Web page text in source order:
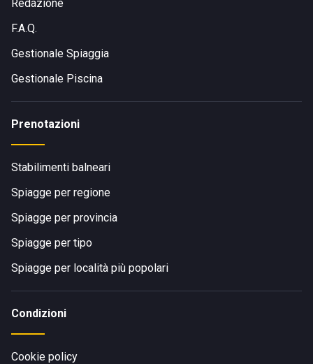
Redazione
F.A.Q.
Gestionale Spiaggia
Gestionale Piscina
Prenotazioni
Stabilimenti balneari
Spiagge per regione
Spiagge per provincia
Spiagge per tipo
Spiagge per località più popolari
Condizioni
Cookie policy